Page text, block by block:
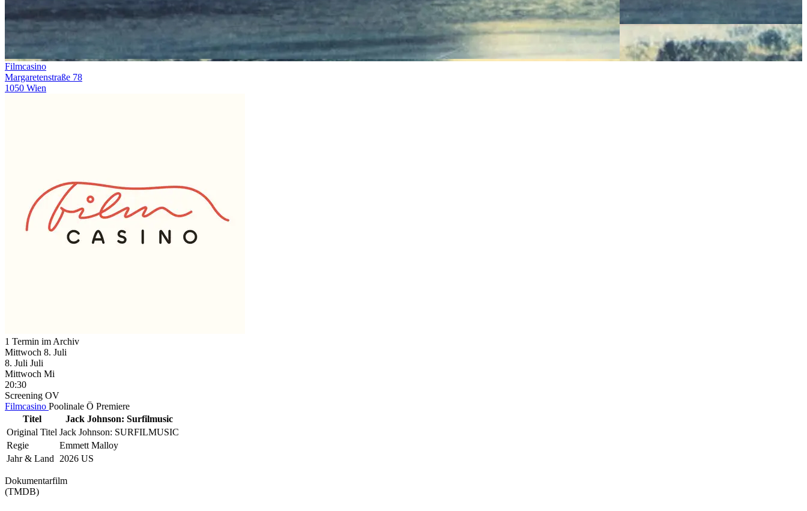
Filmcasino
Margaretenstraße 78
1050 Wien
1 Termin im Archiv
Mittwoch 8. Juli
8. Juli Juli
Mittwoch Mi
20:30
Screening OV
Filmcasino Poolinale Ö Premiere
Titel
Jack Johnson: Surfilmusic
Original Titel Jack Johnson: SURFILMUSIC
Regie
Emmett Malloy
Jahr & Land
2026 US
Dokumentarfilm
(TMDB)